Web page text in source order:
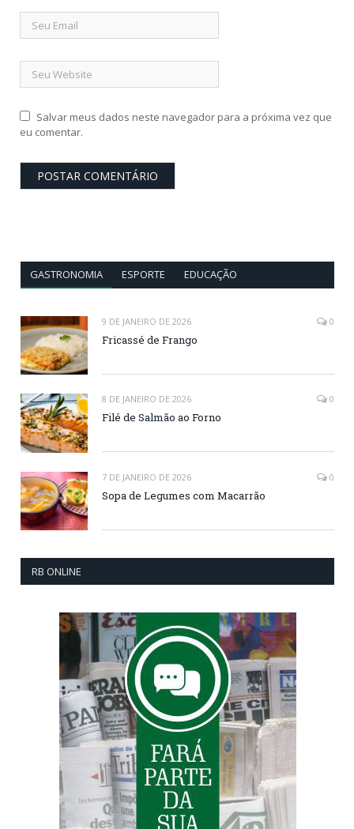
Salvar meus dados neste navegador para a próxima vez que
eu comentar.
GASTRONOMIA ESPORTE EDUCAÇÃO
9 DE JANEIRO DE 2026 0
Fricassé de Frango
8 DE JANEIRO DE 2026 0
Filé de Salmão ao Forno
7 DE JANEIRO DE 2026 0
Sopa de Legumes com Macarrão
RB ONLINE